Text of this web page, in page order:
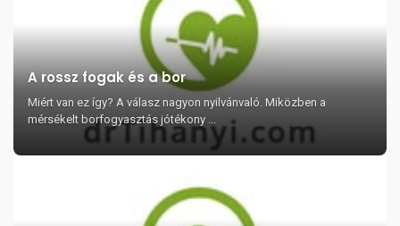
A rossz fogak és a bor
Miért van ez így? A válasz nagyon nyilvánvaló. Miközben a
mérsékelt borfogyasztás jótékony ...